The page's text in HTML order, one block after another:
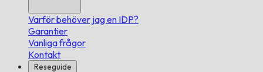
Varför behöver jag en IDP?
Garantier
Vanliga frågor
Kontakt
Reseguide